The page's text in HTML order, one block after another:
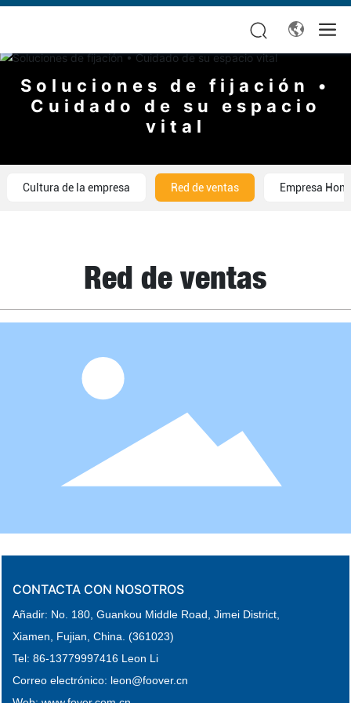
Soluciones de fijación •
Cuidado de su espacio
vital
Cultura de la empresa Red de ventas Empresa
Red de ventas
CONTACTA CON NOSOTROS
Añadir: No. 180, Guankou Middle Road, Jimei District,
Xiamen, Fujian, China. (361023)
Tel: 86-13779997416 Leon Li
Correo electrónico: leon@foover.cn